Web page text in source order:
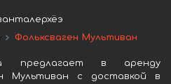
Фольксваген Мультиван
предлагает в аренду
Мультиван с доставкой в